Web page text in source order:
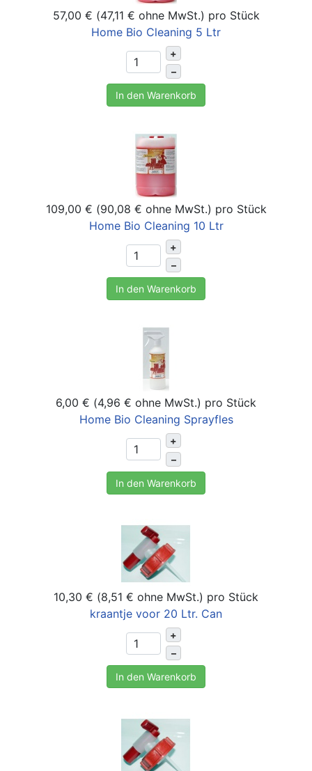
57,00 € (47,11 € ohne MwSt.) pro Stück
Home Bio Cleaning 5 Ltr
+
–
In den Warenkorb
109,00 € (90,08 € ohne MwSt.) pro Stück
Home Bio Cleaning 10 Ltr
+
–
In den Warenkorb
6,00 € (4,96 € ohne MwSt.) pro Stück
Home Bio Cleaning Sprayfles
+
–
In den Warenkorb
10,30 € (8,51 € ohne MwSt.) pro Stück
kraantje voor 20 Ltr. Can
+
–
In den Warenkorb